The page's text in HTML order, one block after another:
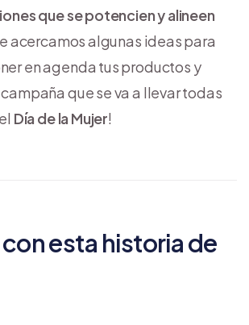
que se potencien y alineen
acercamos algunas ideas para
en agenda tus productos y
que se va a llevar todas
Día de la Mujer!
esta historia de